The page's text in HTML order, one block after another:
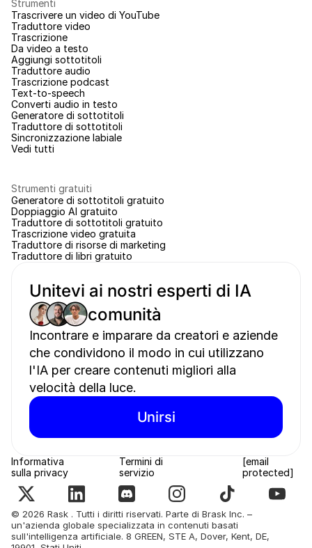
Strumenti
Trascrivere un video di YouTube
Traduttore video
Trascrizione
Da video a testo
Aggiungi sottotitoli
Traduttore audio
Trascrizione podcast
Text-to-speech
Converti audio in testo
Generatore di sottotitoli
Traduttore di sottotitoli
Sincronizzazione labiale
Vedi tutti
Strumenti gratuiti
Generatore di sottotitoli gratuito
Doppiaggio AI gratuito
Traduttore di sottotitoli gratuito
Trascrizione video gratuita
Traduttore di risorse di marketing
Traduttore di libri gratuito
Unitevi ai nostri esperti di IA
comunità
Incontrare e imparare da creatori e aziende
che condividono il modo in cui utilizzano
l'IA per creare contenuti migliori alla
velocità della luce.
Unirsi
© 2026 Rask . Tutti i diritti riservati. Parte di Brask Inc. –
un'azienda globale specializzata in contenuti basati
sull'intelligenza artificiale. 8 GREEN, STE A, Dover, Kent, DE,
Informativa
sulla privacy
Termini di
servizio
[email
protected]